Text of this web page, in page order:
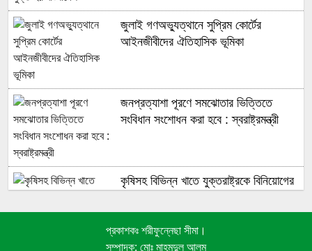
জুলাই গণঅভ্যুত্থানে সুপ্রিম কোর্টের
আইনজীবীদের ঐতিহাসিক ভূমিকা
জনপ্রত্যাশা পূরণে সমঝোতার ভিত্তিতে
সংবিধান সংশোধন করা হবে : স্বরাষ্ট্রমন্ত্রী
কৃষিসহ বিভিন্ন খাতে যুক্তরাষ্ট্রকে বিনিয়োগের
বর্তমান সংসদের দিকে তাকিয়ে আছে দেশের ১৮
প্রকাশকঃ শরীফুন্নেছা সীমা।
সম্পাদক: মোঃ মাহমুদুল আলম